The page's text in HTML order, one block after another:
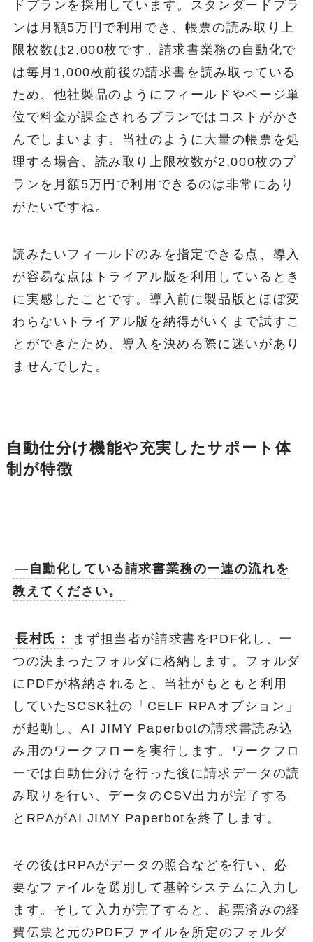
ドプランを採用しています。スタンダードプラ
ンは月額5万円で利用でき、帳票の読み取り上
限枚数は2,000枚です。請求書業務の自動化で
は毎月1,000枚前後の請求書を読み取っている
ため、他社製品のようにフィールドやページ単
位で料金が課金されるプランではコストがかさ
んでしまいます。当社のように大量の帳票を処
理する場合、読み取り上限枚数が2,000枚のプ
ランを月額5万円で利用できるのは非常にあり
がたいですね。
読みたいフィールドのみを指定できる点、導入
が容易な点はトライアル版を利用しているとき
に実感したことです。導入前に製品版とほぼ変
わらないトライアル版を納得がいくまで試すこ
とができたため、導入を決める際に迷いがあり
ませんでした。
自動仕分け機能や充実したサポート体
制が特徴
―自動化している請求書業務の一連の流れを
教えてください。
長村氏：
まず担当者が請求書をPDF化し、一
つの決まったフォルダに格納します。フォルダ
にPDFが格納されると、当社がもともと利用
していたSCSK社の「CELF RPAオプション」
が起動し、AI JIMY Paperbotの請求書読み込
み用のワークフローを実行します。ワークフロ
ーでは自動仕分けを行った後に請求データの読
み取りを行い、データのCSV出力が完了する
とRPAがAI JIMY Paperbotを終了します。
その後はRPAがデータの照合などを行い、必
要なファイルを選別して基幹システムに入力し
ます。そして入力が完了すると、起票済みの経
費伝票と元のPDFファイルを所定のフォルダ